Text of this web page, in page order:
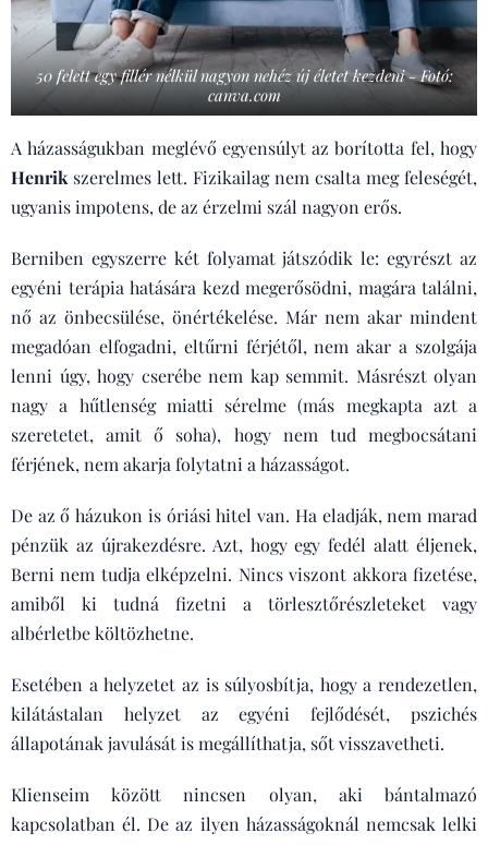
50 felett egy fillér nélkül nagyon nehéz új életet kezdeni - Fotó:
canva.com
A házasságukban meglévő egyensúlyt az borította fel, hogy
Henrikszerelmes lett. Fizikailag nem csalta meg feleségét,
ugyanis impotens, de az érzelmi szál nagyon erős.
Berniben egyszerre két folyamat játszódik le: egyrészt az
egyéni terápia hatására kezd megerősödni, magára találni,
nő az önbecsülése, önértékelése. Már nem akar mindent
megadóan elfogadni, eltűrni férjétől, nem akar a szolgája
lenni úgy, hogy cserébe nem kap semmit. Másrészt olyan
nagy a hűtlenség miatti sérelme (más megkapta azt a
szeretetet, amit ő soha), hogy nem tud megbocsátani
férjének, nem akarja folytatni a házasságot.
De az ő házukon is óriási hitel van. Ha eladják, nem marad
pénzük az újrakezdésre. Azt, hogy egy fedél alatt éljenek,
Berni nem tudja elképzelni. Nincs viszont akkora fizetése,
amiből ki tudná fizetni a törlesztőrészleteket vagy
albérletbe költözhetne.
Esetében a helyzetet az is súlyosbítja, hogy a rendezetlen,
kilátástalan helyzet az egyéni fejlődését, pszichés
állapotának javulását is megállíthatja, sőt visszavetheti.
Klienseim között nincsen olyan, aki bántalmazó
kapcsolatban él. De az ilyen házasságoknál nemcsak lelki